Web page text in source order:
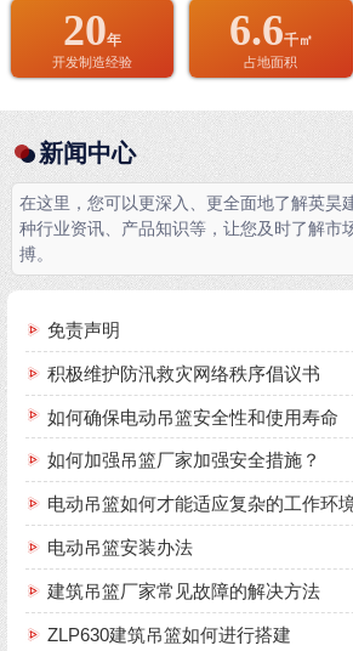
20年
开发制造经验
6.6千㎡
占地面积
新闻中心
在这里，您可以更深入、更全面地了解英昊
种行业资讯、产品知识等，让您及时了解市
搏。
免责声明
积极维护防汛救灾网络秩序倡议书
如何确保电动吊篮安全性和使用寿命
如何加强吊篮厂家加强安全措施？
电动吊篮如何才能适应复杂的工作环
电动吊篮安装办法
建筑吊篮厂家常见故障的解决方法
ZLP630建筑吊篮如何进行搭建